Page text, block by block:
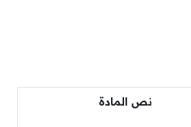
نص المادة